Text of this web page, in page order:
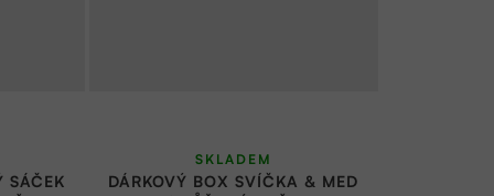
SÁČEK
DÁRKOVÝ BOX SVÍČKA & MED
SKLADEM